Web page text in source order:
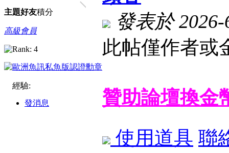
主題好友積分
高級會員
經驗:
發消息
發表於
此帖僅作者或
贊助論壇換
使用道具 聯